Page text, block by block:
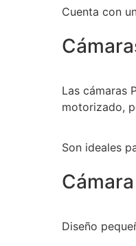
Cuenta con
Las cámaras
motorizado,
Son ideales
Diseño